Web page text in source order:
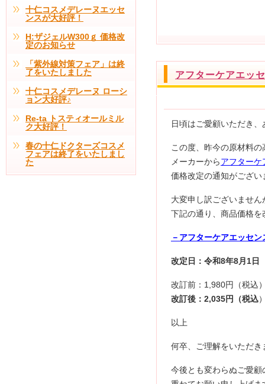
十仁コスメデレーヌエッセ
ンスが大好評！
H:ザジェルW300ｇ 価格改
定のお知らせ
「紫外線対策フェア」は終
了をいたしました
十仁コスメデレーヌ ローシ
ョン大好評♪
Re-ta トスティオールミル
ク大好評！
春の十仁ドクターズコスメ
フェアは終了をいたしまし
た
アフターケアエッ
日頃はご愛顧いただき
この度、昨今の原材料
メーカーからアフターケ
価格改定の通知がござい
大変申し訳ございませ
下記の通り、商品価格
－アフターケアエッセ
改定日：令和8年8月1日
改訂前：1,980円（税込
改訂後：2,035円（税込
以上
何卒、ご理解をいただ
今後とも変わらぬご愛